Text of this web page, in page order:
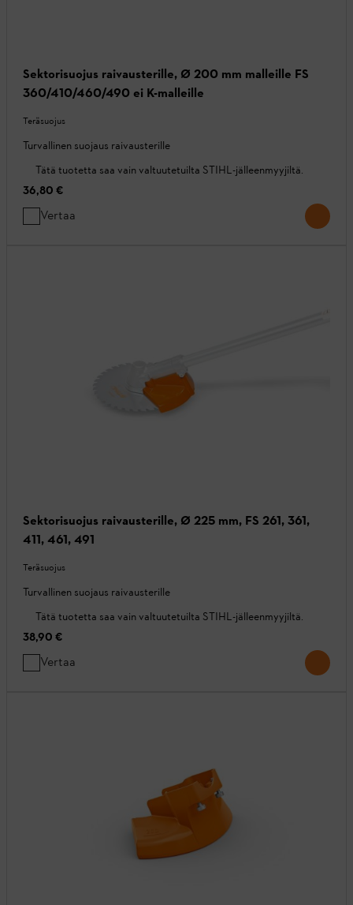
Sektorisuojus raivausterille, Ø 200 mm malleille FS
360/410/460/490 ei K-malleille
Teräsuojus
Turvallinen suojaus raivausterille
Tätä tuotetta saa vain valtuutetuilta STIHL-jälleenmyyjiltä.
36,80 €
Vertaa
Sektorisuojus raivausterille, Ø 225 mm, FS 261, 361,
411, 461, 491
Teräsuojus
Turvallinen suojaus raivausterille
Tätä tuotetta saa vain valtuutetuilta STIHL-jälleenmyyjiltä.
38,90 €
Vertaa